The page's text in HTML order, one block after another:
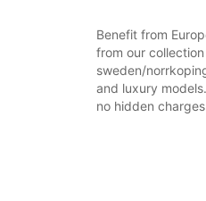
Benefit from
from our
sweden/
and luxury
no hidden